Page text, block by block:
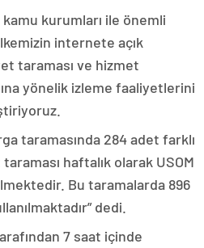
kurumları ile önemli
internete açık
taraması ve hizmet
yönelik izleme faaliyetlerini
taramasında 284 adet farklı
haftalık olarak USOM
Bu taramalarda 896
dedi.
7 saat içinde